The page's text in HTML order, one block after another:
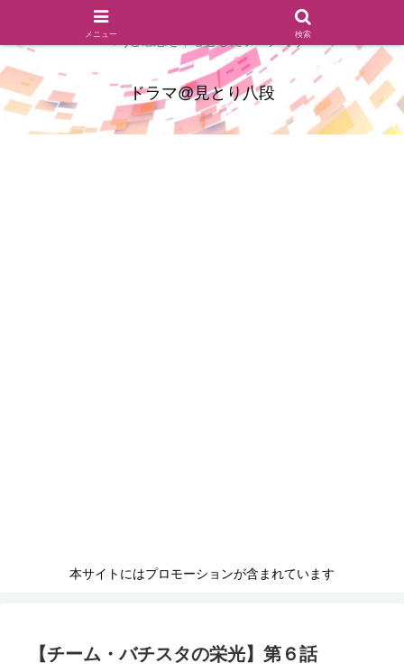
ドラマのシーンとセリフを切り取ったあらすじレビュー(復習ネタ
バレ)と感想を中心としたブログです
ドラマ@見とり八段
本サイトにはプロモーションが含まれています
【チーム・バチスタの栄光】第６話
メニュー 検索